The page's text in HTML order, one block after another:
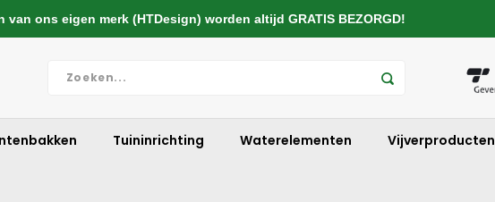
Tuininrichting Waterelementen Vijverproducten
ons eigen merk (HTDesign) worden altijd GRATIS BEZORGD!